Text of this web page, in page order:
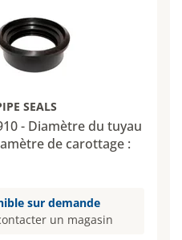
SEALS
- Diamètre du tuyau
de carottage :
sur demande
un magasin